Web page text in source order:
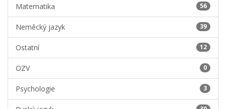
Matematika 56
Neměcký jazyk 39
Ostatní 12
OZV 0
Psychologie 3